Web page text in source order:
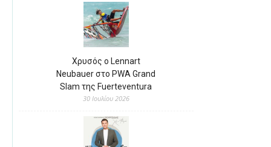
Χρυσός ο Lennart
Neubauer στο PWA Grand
Slam της Fuerteventura
30 Ιουλίου 2026